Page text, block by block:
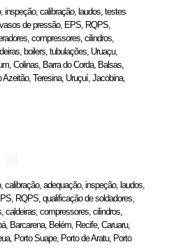
inspeção, calibração, laudos, testes
de pressão, EPS, RQPS,
compressores, cilindros,
boilers, tubulações, Uruaçu,
Colinas, Barra do Corda, Balsas,
Teresina, Uruçuí, Jacobina,
calibração, adequação, inspeção, laudos,
RQPS, qualificação de soldadores,
caldeiras, compressores, cilindros,
Barcarena, Belém, Recife, Caruaru,
Porto Suape, Porto de Aratu, Porto